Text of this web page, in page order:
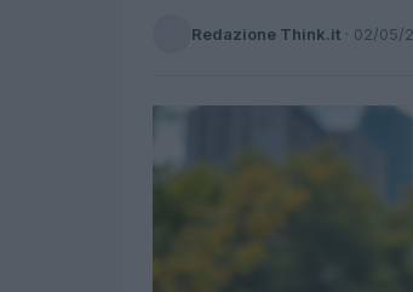
Redazione Think.it · 02/05/